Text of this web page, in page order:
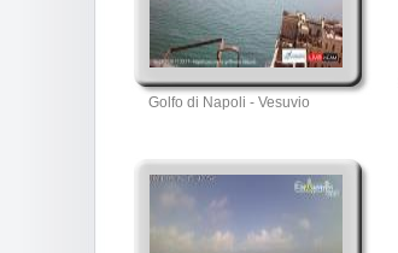
Golfo di Napoli - Vesuvio